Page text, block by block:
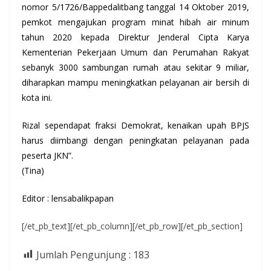
nomor 5/1726/Bappedalitbang tanggal 14 Oktober 2019,
pemkot mengajukan program minat hibah air minum
tahun 2020 kepada Direktur Jenderal Cipta Karya
Kementerian Pekerjaan Umum dan Perumahan Rakyat
sebanyk 3000 sambungan rumah atau sekitar 9 miliar,
diharapkan mampu meningkatkan pelayanan air bersih di
kota ini.
Rizal sependapat fraksi Demokrat, kenaikan upah BPJS
harus diimbangi dengan peningkatan pelayanan pada
peserta JKN”.
(Tina)
Editor : lensabalikpapan
[/et_pb_text][/et_pb_column][/et_pb_row][/et_pb_section]
Jumlah Pengunjung : 183